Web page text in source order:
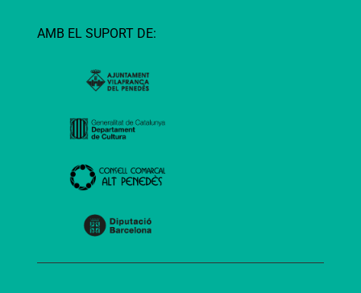
AMB EL SUPORT DE: